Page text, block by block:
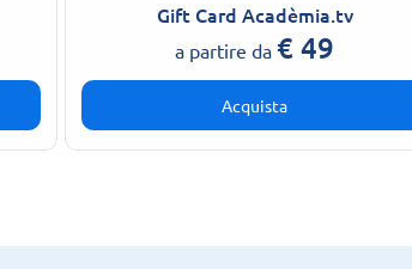
Gift Card Acadèmia.tv
a partire da €49
Acquista